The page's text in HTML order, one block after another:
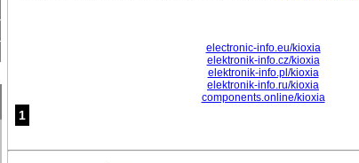
electronic-info.eu/kioxia
elektronik-info.cz/kioxia
elektronik-info.pl/kioxia
elektronik-info.ru/kioxia
components.online/kioxia
1